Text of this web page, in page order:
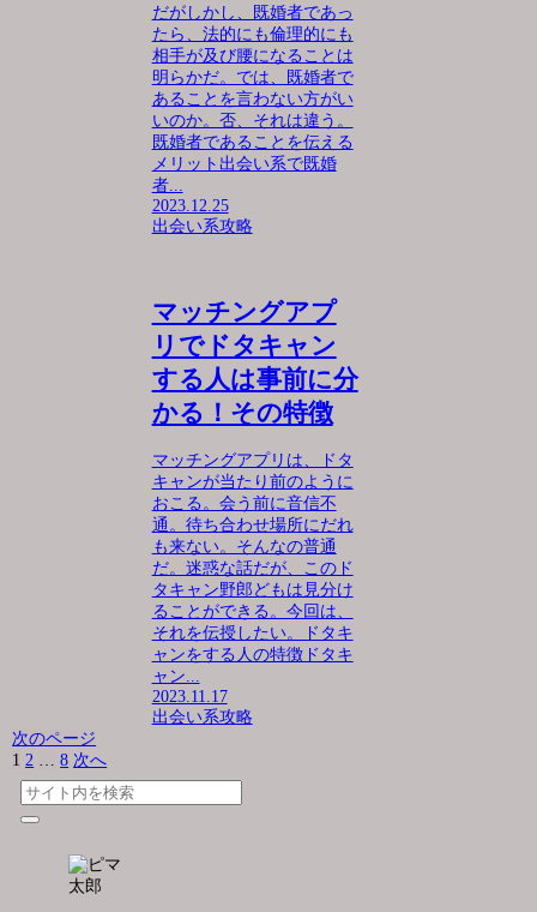
だがしかし、既婚者であっ
たら、法的にも倫理的にも
相手が及び腰になることは
明らかだ。では、既婚者で
あることを言わない方がい
いのか。否、それは違う。
既婚者であることを伝える
メリット出会い系で既婚
者...
2023.12.25
出会い系攻略
マッチングアプ
リでドタキャン
する人は事前に分
かる！その特徴
マッチングアプリは、ドタ
キャンが当たり前のように
おこる。会う前に音信不
通。待ち合わせ場所にだれ
も来ない。そんなの普通
だ。迷惑な話だが、このド
タキャン野郎どもは見分け
ることができる。今回は、
それを伝授したい。ドタキ
ャンをする人の特徴ドタキ
ャン...
2023.11.17
出会い系攻略
次のページ
1 2 … 8 次へ